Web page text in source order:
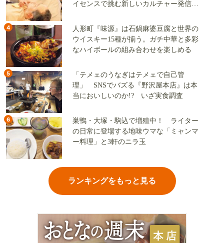
イセンスで挑む新しいカルチャー発信基
4
人形町『味源』は石鍋麻婆豆腐と世界の
ウイスキー15種が揃う。ガチ中華と多彩
なハイボールの組み合わせを楽しめる
5
「テメェのうなぎはテメェで自己管
理」 SNSでバズる『野沢屋本店』は本
当においしいのか!? いざ実食調査
6
巣鴨・大塚・駒込で増殖中！ ライター
の日常に登場する地味ウマな「ミャンマ
ー料理」と3軒のニラ玉
ランキングをもっと見る